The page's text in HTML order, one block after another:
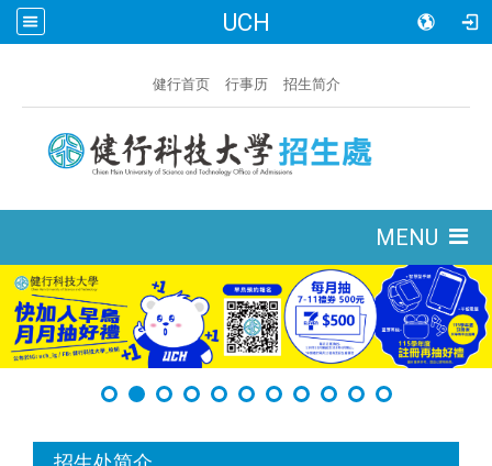
UCH
健行首页 行事历 招生简介
MENU